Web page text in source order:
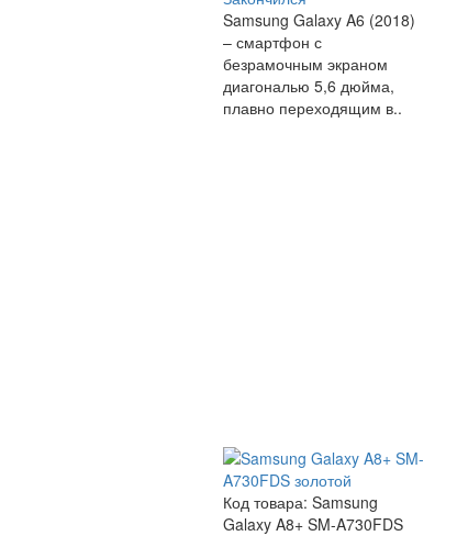
Samsung Galaxy A6 (2018)
– смартфон с
безрамочным экраном
диагональю 5,6 дюйма,
плавно переходящим в..
Код товара: Samsung
Galaxy A8+ SM-A730FDS